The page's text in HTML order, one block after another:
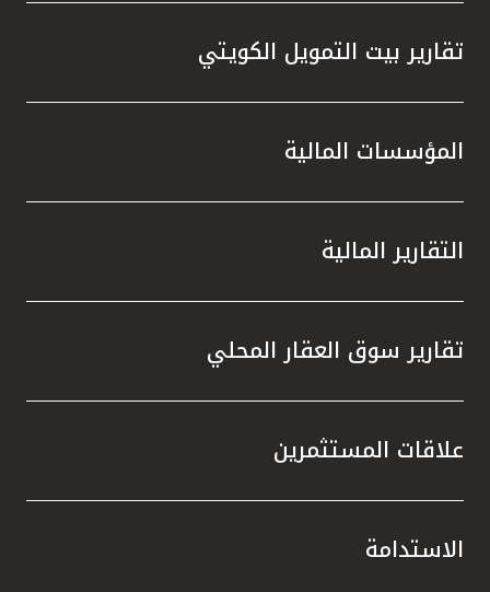
تقارير بيت التمويل الكويتي
المؤسسات المالية
التقارير المالية
تقارير سوق العقار المحلي
علاقات المستثمرين
الاستدامة